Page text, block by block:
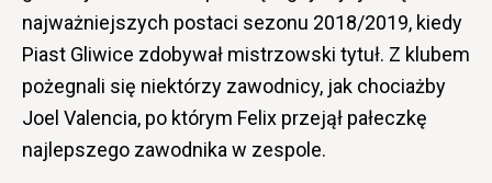
najważniejszych postaci sezonu 2018/2019, kiedy
Piast Gliwice zdobywał mistrzowski tytuł. Z klubem
pożegnali się niektórzy zawodnicy, jak chociażby
Joel Valencia, po którym Felix przejął pałeczkę
najlepszego zawodnika w zespole.